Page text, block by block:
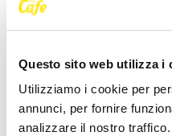
Questo sito web utilizza i
Utilizziamo i cookie per
annunci, per fornire
analizzare il nostro
Nicole Matteoni:
Ambasciatore
Redazione 05